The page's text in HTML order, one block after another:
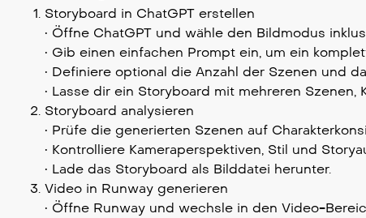
Storyboard in ChatGPT erstellen
• Öffne ChatGPT und wähle den Bildmodus
• Gib einen einfachen Prompt ein, um ein
• Definiere optional die Anzahl der Szenen und
• Lasse dir ein Storyboard mit mehreren
Storyboard analysieren
• Prüfe die generierten Szenen auf
• Kontrolliere Kameraperspektiven, Stil und
• Lade das Storyboard als Bilddatei herunter.
Video in Runway generieren
• Öffne Runway und wechsle in den Video-